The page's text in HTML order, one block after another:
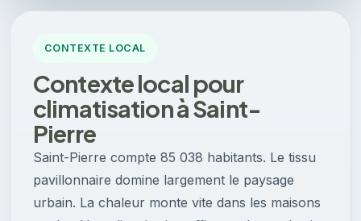
CONTEXTE LOCAL
Contexte local pour
climatisation à Saint-
Pierre
Saint-Pierre compte 85 038 habitants. Le tissu
pavillonnaire domine largement le paysage
urbain. La chaleur monte vite dans les maisons